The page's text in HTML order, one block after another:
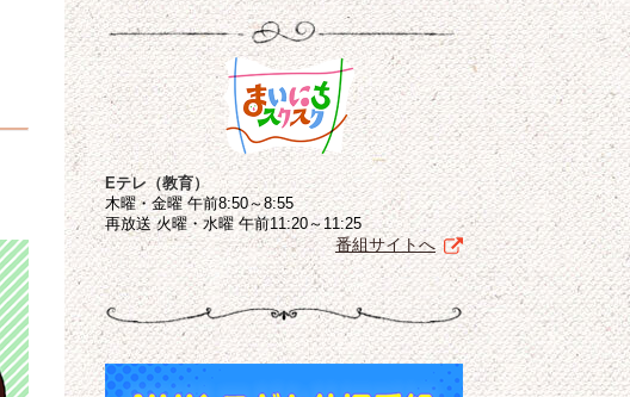
Eテレ（教育）
木曜・金曜 午前8:50～8:55
再放送 火曜・水曜 午前11:20～11:25
番組サイトへ